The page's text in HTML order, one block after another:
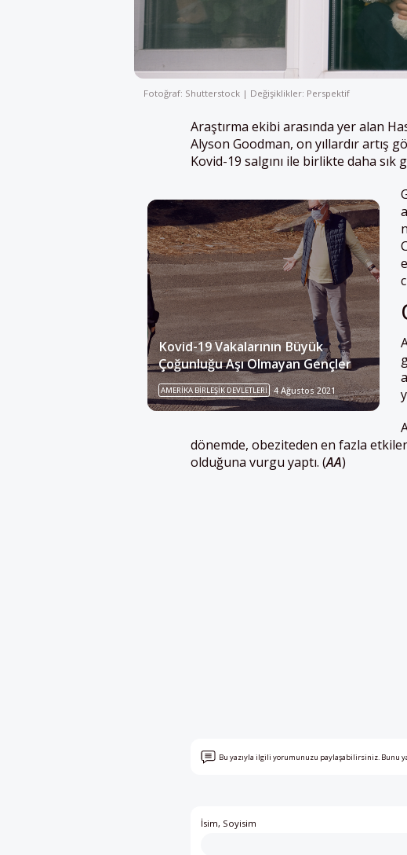
Fotoğraf: Shutterstock | Değişiklikler: Perspektif
Araştırma ekibi arasında yer alan
Alyson Goodman, on yıllardır artış
Kovid-19 salgını ile birlikte daha sık
Kovid-19 Vakalarının Büyük
Çoğunluğu Aşı Olmayan Gençler
AMERIKA BIRLEŞIK DEVLETLERI 4 Ağustos 2021
dönemde, obeziteden en fazla
olduğuna vurgu yaptı. (AA)
Bu yazıyla ilgili yorumunuzu paylaşabilirsiniz. Bunu
İsim, Soyisim